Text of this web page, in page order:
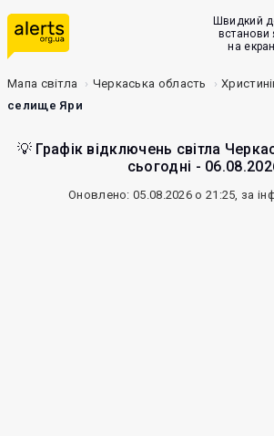
Швидкий
встанови
на
Мапа світла Черкаська область
селище Яри
💡 Графік відключень світла
сьогодні -
Оновлено: 05.08.2026 о 21:25, за